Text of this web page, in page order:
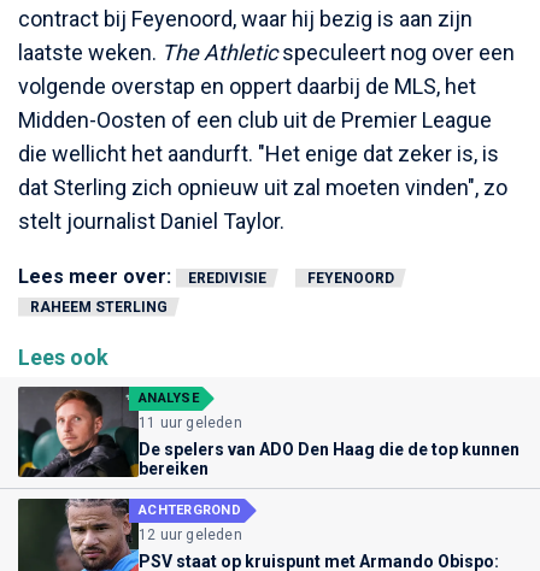
contract bij Feyenoord, waar hij bezig is aan zijn
laatste weken. The Athleticspeculeert nog over een
volgende overstap en oppert daarbij de MLS, het
Midden-Oosten of een club uit de Premier League
die wellicht het aandurft. "Het enige dat zeker is, is
dat Sterling zich opnieuw uit zal moeten vinden", zo
stelt journalist Daniel Taylor.
Lees meer over: EREDIVISIE
FEYENOORD
RAHEEM STERLING
Lees ook
ANALYSE
11 uur geleden
De spelers van ADO Den Haag die de top kunnen
bereiken
ACHTERGROND
12 uur geleden
PSV staat op kruispunt met Armando Obispo: